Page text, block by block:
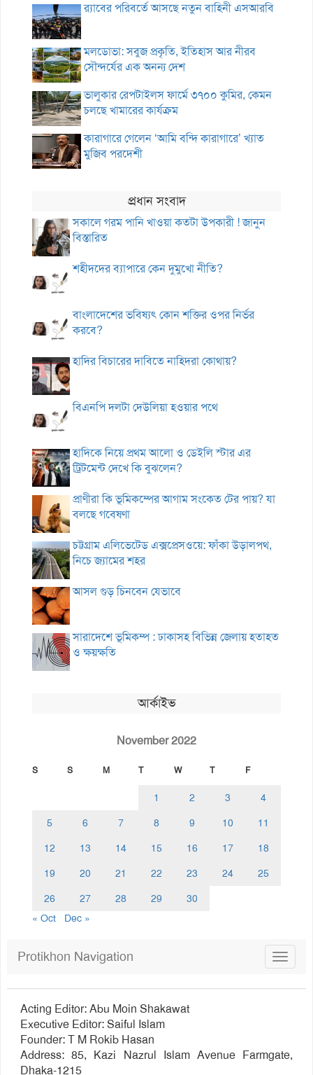
র‌্যাবের পরিবর্তে আসছে নতুন বাহিনী এসআরবি
মলডোভা: সবুজ প্রকৃতি, ইতিহাস আর নীরব
সৌন্দর্যের এক অনন্য দেশ
ভালুকার রেপটাইলস ফার্মে ৩৭০০ কুমির, কেমন
চলছে খামারের কার্যক্রম
কারাগারে গেলেন ‘আমি বন্দি কারাগারে’ খ্যাত
মুজিব পরদেশী
প্রধান সংবাদ
সকালে গরম পানি খাওয়া কতটা উপকারী ! জানুন
বিস্তারিত
শহীদদের ব্যাপারে কেন দুমুখো নীতি?
বাংলাদেশের ভবিষ্যৎ কোন শক্তির ওপর নির্ভর
করবে?
হাদির বিচারের দাবিতে নাহিদরা কোথায়?
বিএনপি দলটা দেউলিয়া হওয়ার পথে
হাদিকে নিয়ে প্রথম আলো ও ডেইলি স্টার এর
ট্রিটমেন্ট দেখে কি বুঝলেন?
প্রাণীরা কি ভূমিকম্পের আগাম সংকেত টের পায়? যা
বলছে গবেষণা
চট্টগ্রাম এলিভেটেড এক্সপ্রেসওয়ে: ফাঁকা উড়ালপথ,
নিচে জ্যামের শহর
আসল গুড় চিনবেন যেভাবে
সারাদেশে ভূমিকম্প : ঢাকাসহ বিভিন্ন জেলায় হতাহত
ও ক্ষয়ক্ষতি
আর্কাইভ
November 2022
S S M T W T F
1 2 3
4
5
6 7 8 9 10
11
12
13 14 15 16 17
18
19
20 21 22 23 24
25
26
27 28 29
30
« Oct
Dec »
Toggle
Protikhon Navigation
Acting Editor: Abu Moin Shakawat
Executive Editor: Saiful Islam
Founder: T M Rokib Hasan
Address: 85, Kazi Nazrul Islam Avenue Farmgate,
Dhaka-1215